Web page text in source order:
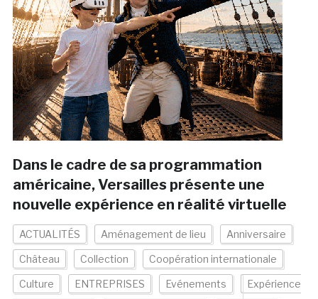
Dans le cadre de sa programmation
américaine, Versailles présente une
nouvelle expérience en réalité virtuelle
ACTUALITÉS Aménagement de lieu Anniversaire
Château Collection Coopération internationale
Culture ENTREPRISES Evénements Expérience